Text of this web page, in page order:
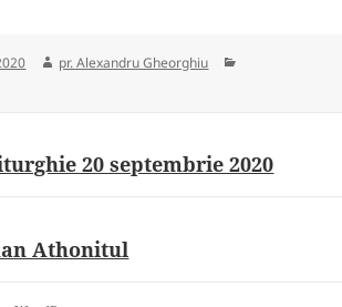
Author
pr. Alexandru Gheorghiu
20 septembrie 2020
Athonitul